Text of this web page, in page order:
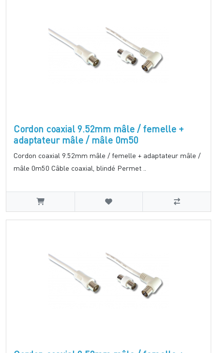
Cordon coaxial 9.52mm mâle / femelle +
adaptateur mâle / mâle 0m50
Cordon coaxial 9.52mm mâle / femelle + adaptateur mâle /
mâle 0m50 Câble coaxial, blindé Permet ..